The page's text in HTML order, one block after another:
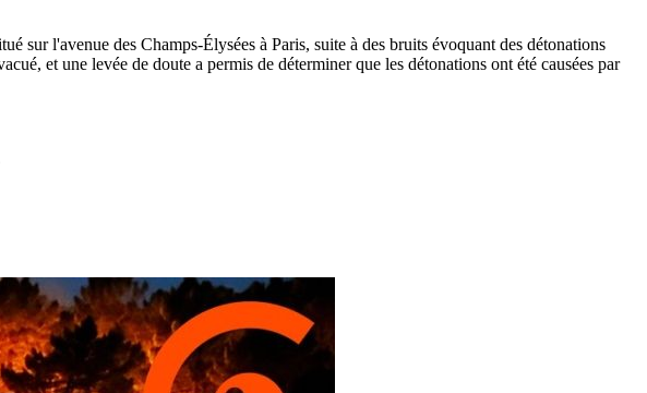
sur l'avenue des Champs-Élysées à Paris, suite à des bruits évoquant des détonations
et une levée de doute a permis de déterminer que les détonations ont été causées par